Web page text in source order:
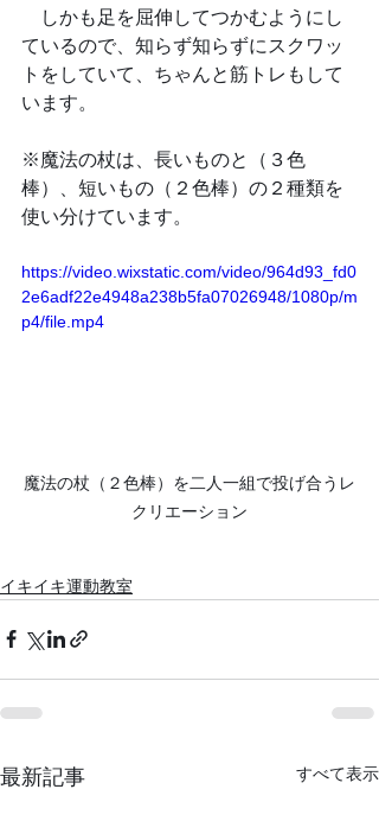
しかも足を屈伸してつかむようにし
ているので、知らず知らずにスクワッ
トをしていて、ちゃんと筋トレもして
います。
※魔法の杖は、長いものと（３色
棒）、短いもの（２色棒）の２種類を
使い分けています。
https://video.wixstatic.com/video/964d93_fd0
2e6adf22e4948a238b5fa07026948/1080p/m
p4/file.mp4
魔法の杖（２色棒）を二人一組で投げ合うレ
クリエーション
イキイキ運動教室
最新記事 すべて表示